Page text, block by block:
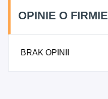
OPINIE O FIRMIE
BRAK OPINII